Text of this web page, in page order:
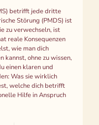
betrifft jede dritte
Störung (PMDS) ist
zu verwechseln, ist
reale Konsequenzen
wie man dich
kannst, ohne zu wissen,
einen klaren und
Was sie wirklich
welche dich betrifft
Hilfe in Anspruch